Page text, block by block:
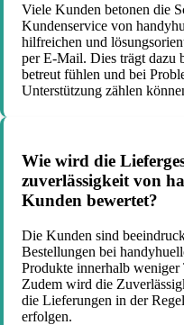
Viele Kunden betonen die
Kundenservice von
hilfreichen und
per E-Mail. Dies trägt dazu
betreut fühlen und bei
Unterstützung zählen
Wie wird die
zuverlässigkeit von
Kunden bewertet?
Die Kunden sind
Bestellungen bei
Produkte innerhalb weniger
Zudem wird die
die Lieferungen in der
erfolgen.